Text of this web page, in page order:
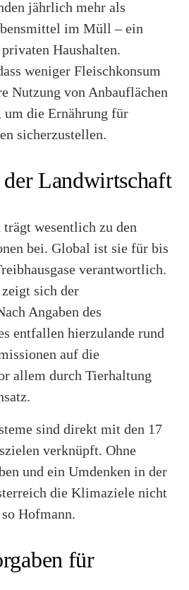
jährlich mehr als
im Müll – ein
Haushalten.
weniger Fleischkonsum
Nutzung von Anbauflächen
um die Ernährung für
sicherzustellen.
Landwirtschaft
wesentlich zu den
bei. Global ist sie für bis
verantwortlich.
sich der
Angaben des
entfallen hierzulande rund
auf die
allem durch Tierhaltung
sind direkt mit den 17
verknüpft. Ohne
und ein Umdenken in der
die Klimaziele nicht
Hofmann.
für